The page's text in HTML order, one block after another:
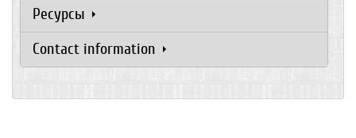
Ресурсы
Contact information